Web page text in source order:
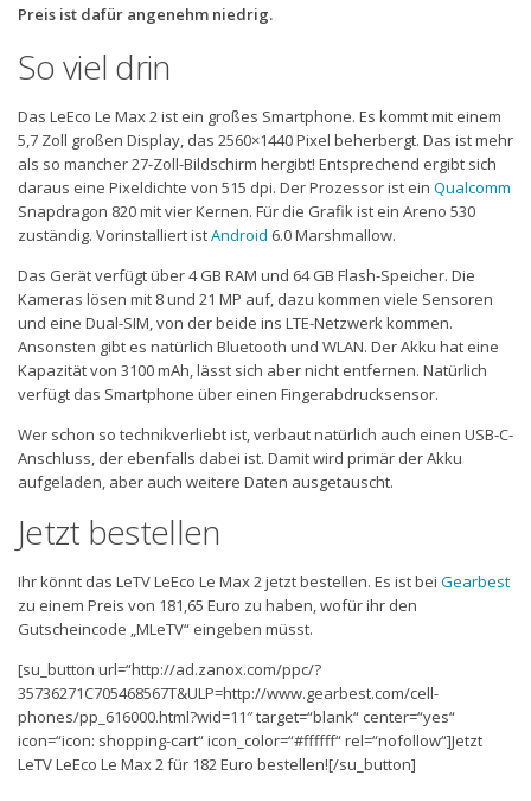
Preis ist dafür angenehm niedrig.
So viel drin
Das LeEco Le Max 2 ist ein großes Smartphone. Es kommt mit einem
5,7 Zoll großen Display, das 2560×1440 Pixel beherbergt. Das ist mehr
als so mancher 27-Zoll-Bildschirm hergibt! Entsprechend ergibt sich
daraus eine Pixeldichte von 515 dpi. Der Prozessor ist ein Qualcomm
Snapdragon 820 mit vier Kernen. Für die Grafik ist ein Areno 530
zuständig. Vorinstalliert istAndroid 6.0 Marshmallow.
Das Gerät verfügt über 4 GB RAM und 64 GB Flash-Speicher. Die
Kameras lösen mit 8 und 21 MP auf, dazu kommen viele Sensoren
und eine Dual-SIM, von der beide ins LTE-Netzwerk kommen.
Ansonsten gibt es natürlich Bluetooth und WLAN. Der Akku hat eine
Kapazität von 3100 mAh, lässt sich aber nicht entfernen. Natürlich
verfügt das Smartphone über einen Fingerabdrucksensor.
Wer schon so technikverliebt ist, verbaut natürlich auch einen USB-C-
Anschluss, der ebenfalls dabei ist. Damit wird primär der Akku
aufgeladen, aber auch weitere Daten ausgetauscht.
Jetzt bestellen
Ihr könnt das LeTV LeEco Le Max 2 jetzt bestellen. Es ist bei Gearbest
zu einem Preis von 181,65 Euro zu haben, wofür ihr den
Gutscheincode „MLeTV“ eingeben müsst.
[su_button url=“http://ad.zanox.com/ppc/?
35736271C705468567T&ULP=http://www.gearbest.com/cell-
phones/pp_616000.html?wid=11″ target=“blank“ center=“yes“
icon=“icon: shopping-cart“ icon_color=“#ffffff“ rel=“nofollow“]Jetzt
LeTV LeEco Le Max 2 für 182 Euro bestellen![/su_button]